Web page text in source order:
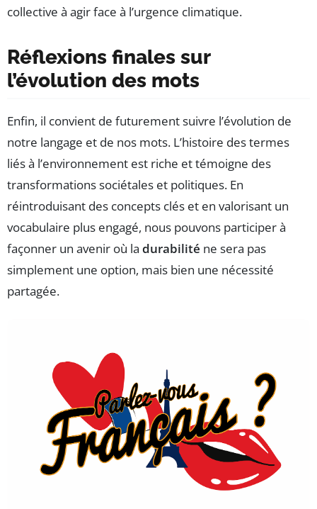
collective à agir face à l’urgence climatique.
Réflexions finales sur
l’évolution des mots
Enfin, il convient de futurement suivre l’évolution de
notre langage et de nos mots. L’histoire des termes
liés à l’environnement est riche et témoigne des
transformations sociétales et politiques. En
réintroduisant des concepts clés et en valorisant un
vocabulaire plus engagé, nous pouvons participer à
façonner un avenir où la durabilité ne sera pas
simplement une option, mais bien une nécessité
partagée.